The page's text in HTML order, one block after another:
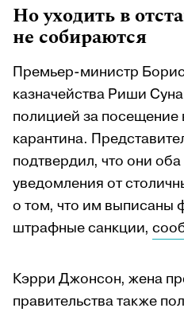
Но уходить в
не собираются
Премьер-министр
казначейства Риши
полицией за посещение
карантина.
подтвердил, что они
уведомления от
о том, что им выписаны
штрафные санкции,
Кэрри Джонсон, жена
правительства также